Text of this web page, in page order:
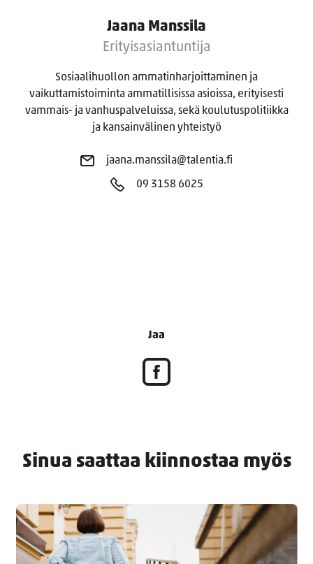
Jaana Manssila
Erityisasiantuntija
Sosiaalihuollon ammatinharjoittaminen ja
vaikuttamistoiminta ammatillisissa asioissa, erityisesti
vammais- ja vanhuspalveluissa, sekä koulutuspolitiikka
ja kansainvälinen yhteistyö
jaana.manssila@talentia.fi
09 3158 6025
Jaa
Sinua saattaa kiinnostaa myös